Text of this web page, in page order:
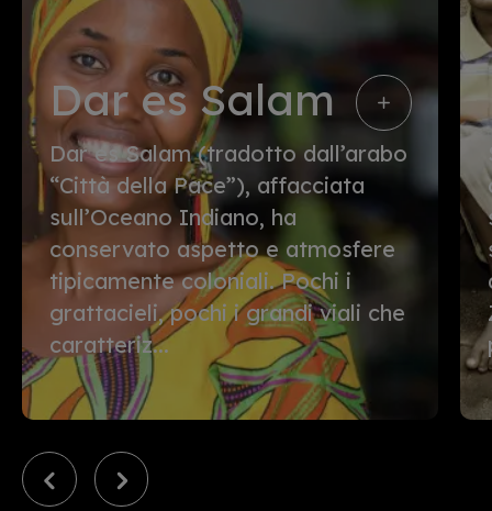
Dar es Salam
Dar es Salam (tradotto dall’arabo
“Città della Pace”), affacciata
sull’Oceano Indiano, ha
conservato aspetto e atmosfere
tipicamente coloniali. Pochi i
grattacieli, pochi i grandi viali che
caratteriz...